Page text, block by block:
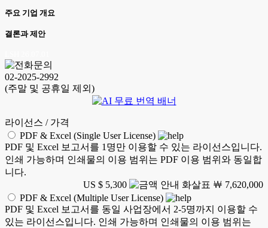
주요 기업 개요
결론과 제안
02-2025-2992
(주말 및 공휴일 제외)
라이선스 / 가격
PDF & Excel (Single User License)
PDF 및 Excel 보고서를 1명만 이용할 수 있는 라이선스입니다.
인쇄 가능하며 인쇄물의 이용 범위는 PDF 이용 범위와 동일합
니다.
US $ 5,300
￦ 7,620,000
PDF & Excel (Multiple User License)
PDF 및 Excel 보고서를 동일 사업장에서 2-5명까지 이용할 수
있는 라이선스입니다. 인쇄 가능하며 인쇄물의 이용 범위는